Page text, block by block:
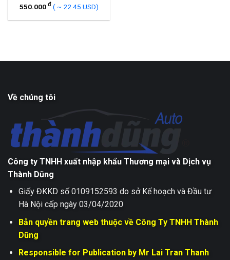
550.000 đ ( ~ 22.45 USD)
Về chúng tôi
Công ty TNHH xuất nhập khẩu Thương mại và Dịch vụ
Thành Dũng
Giấy ĐKKD số 0109152593 do sở Kế hoạch và Đầu tư
Hà Nội cấp ngày 03/04/2020
Bản quyền trang web thuộc về Công Ty TNHH Thành
Dũng
Responsible for Publication by Mr Lai Tran Thanh